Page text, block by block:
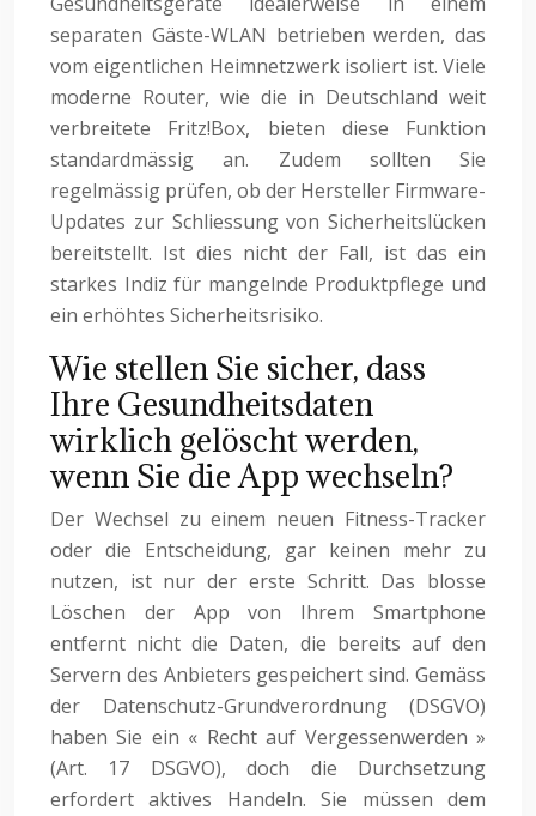
separaten Gäste-WLAN betrieben werden, das
vom eigentlichen Heimnetzwerk isoliert ist. Viele
moderne Router, wie die in Deutschland weit
verbreitete Fritz!Box, bieten diese Funktion
standardmässig an. Zudem sollten Sie
regelmässig prüfen, ob der Hersteller Firmware-
Updates zur Schliessung von Sicherheitslücken
bereitstellt. Ist dies nicht der Fall, ist das ein
starkes Indiz für mangelnde Produktpflege und
ein erhöhtes Sicherheitsrisiko.
Wie stellen Sie sicher, dass
Ihre Gesundheitsdaten
wirklich gelöscht werden,
wenn Sie die App wechseln?
Der Wechsel zu einem neuen Fitness-Tracker
oder die Entscheidung, gar keinen mehr zu
nutzen, ist nur der erste Schritt. Das blosse
Löschen der App von Ihrem Smartphone
entfernt nicht die Daten, die bereits auf den
Servern des Anbieters gespeichert sind. Gemäss
der Datenschutz-Grundverordnung (DSGVO)
haben Sie ein « Recht auf Vergessenwerden »
(Art. 17 DSGVO), doch die Durchsetzung
erfordert aktives Handeln. Sie müssen dem